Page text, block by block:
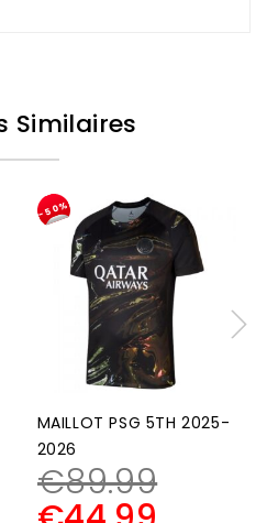
Similaires
-50%
MAILLOT PSG 5TH 2025-
2026
€89.99